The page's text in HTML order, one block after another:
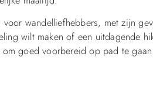
voor wandelliefhebbers, met zijn
wilt maken of een uitdagende
goed voorbereid op pad te